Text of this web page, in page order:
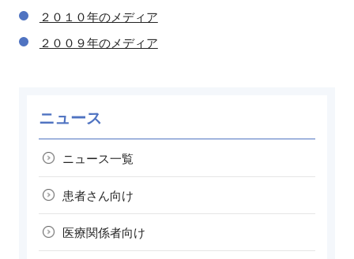
２０１０年のメディア
２００９年のメディア
ニュース
ニュース一覧
患者さん向け
医療関係者向け